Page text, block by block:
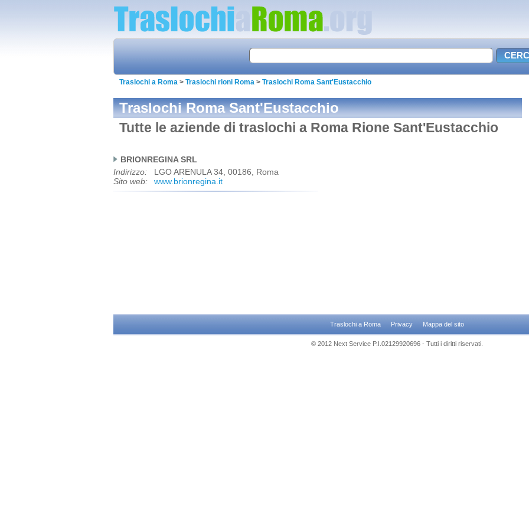
Traslochi a Roma > Traslochi rioni Roma > Traslochi Roma Sant'Eustacchio
Traslochi Roma Sant'Eustacchio
Tutte le aziende di traslochi a Roma Rione Sant'Eustacchio
BRIONREGINA SRL
Indirizzo:
LGO ARENULA 34, 00186, Roma
Sito web:
www.brionregina.it
Traslochi a Roma Privacy Mappa del sito
© 2012 Next Service P.I.02129920696 - Tutti i diritti riservati.